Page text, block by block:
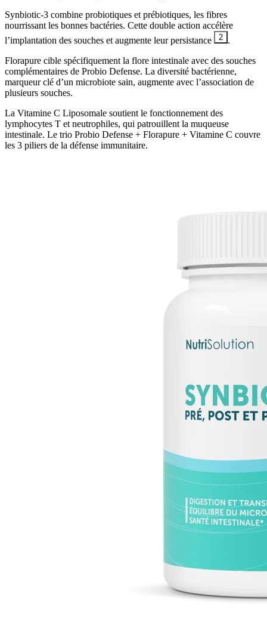
Synbiotic-3 combine probiotiques et prébiotiques, les fibres
nourrissant les bonnes bactéries. Cette double action accélère
l’implantation des souches et augmente leur persistance
2 .
Florapure cible spécifiquement la flore intestinale avec des souches
complémentaires de Probio Defense. La diversité bactérienne,
marqueur clé d’un microbiote sain, augmente avec l’association de
plusieurs souches.
La Vitamine C Liposomale soutient le fonctionnement des
lymphocytes T et neutrophiles, qui patrouillent la muqueuse
intestinale. Le trio Probio Defense + Florapure + Vitamine C couvre
les 3 piliers de la défense immunitaire.